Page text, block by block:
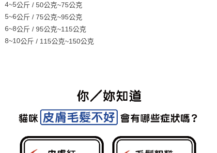
4~5公斤 / 50公克~75公克
5~6公斤 / 75公克~95公克
6~8公斤 / 95公克~115公克
8~10公斤 / 115公克~150公克